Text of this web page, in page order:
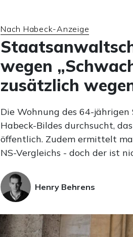
Nach Habeck-Anzeige
wegen
zusätzlich
Die Wohnung des 64-
Habeck-Bildes durchsucht,
öffentlich. Zudem ermittelt
NS-Vergleichs - doch der ist
Henry Behrens